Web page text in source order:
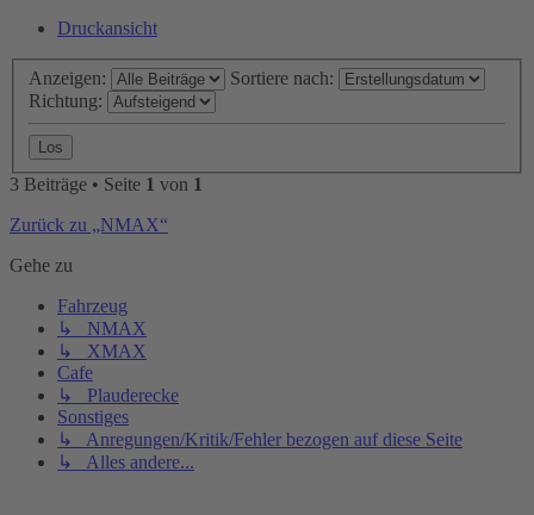
Druckansicht
Anzeigen:
Sortiere nach:
Richtung:
3 Beiträge • Seite 1 von 1
Zurück zu „NMAX“
Gehe zu
Fahrzeug
↳ NMAX
↳ XMAX
Cafe
↳ Plauderecke
Sonstiges
↳ Anregungen/Kritik/Fehler bezogen auf diese Seite
↳ Alles andere...